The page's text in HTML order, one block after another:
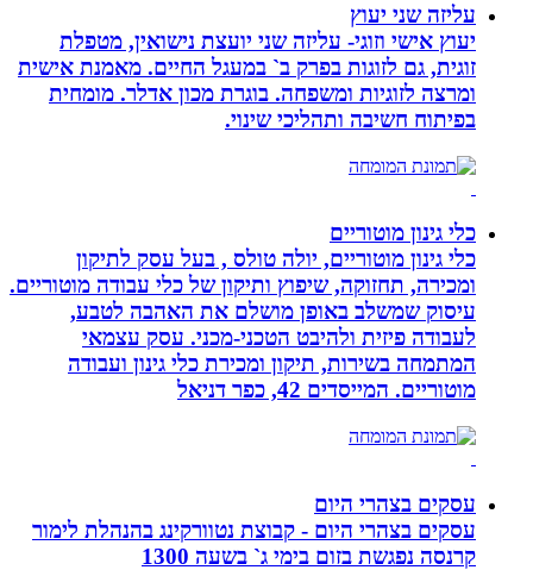
עליזה שני יעוץ
יעוץ אישי וזוגי- עליזה שני יועצת נישואין, מטפלת
זוגית, גם לזוגות בפרק ב` במעגל החיים. מאמנת אישית
ומרצה לזוגיות ומשפחה. בוגרת מכון אדלר. מומחית
בפיתוח חשיבה ותהליכי שינוי.
כלי גינון מוטוריים
כלי גינון מוטוריים, יולה טולס , בעל עסק לתיקון
ומכירה, תחזוקה, שיפוץ ותיקון של כלי עבודה מוטוריים.
עיסוק שמשלב באופן מושלם את האהבה לטבע,
לעבודה פיזית ולהיבט הטכני-מכני. עסק עצמאי
המתמחה בשירות, תיקון ומכירת כלי גינון ועבודה
מוטוריים. המייסדים 42, כפר דניאל
עסקים בצהרי היום
עסקים בצהרי היום - קבוצת נטוורקינג בהנהלת לימור
קרנסה נפגשת בזום בימי ג` בשעה 1300